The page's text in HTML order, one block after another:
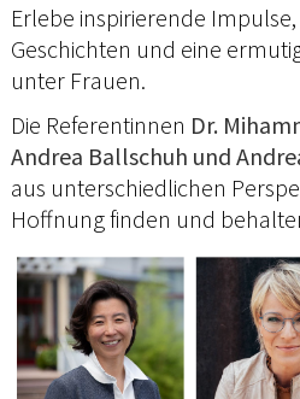
Erlebe inspirierende
Geschichten und eine
unter Frauen.
Die Referentinnen Dr.
Andrea Ballschuh und
aus unterschiedlichen
Hoffnung finden und